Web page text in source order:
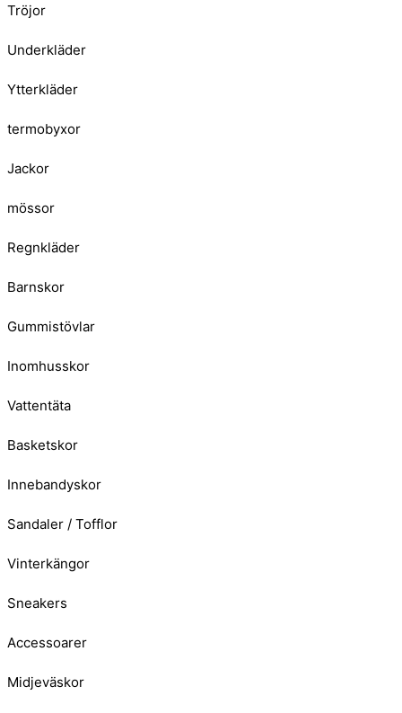
Tröjor
Underkläder
Ytterkläder
termobyxor
Jackor
mössor
Regnkläder
Barnskor
Gummistövlar
Inomhusskor
Vattentäta
Basketskor
Innebandyskor
Sandaler / Tofflor
Vinterkängor
Sneakers
Accessoarer
Midjeväskor